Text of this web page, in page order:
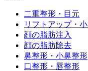
二重整形・目元
リフトアップ・
顔の脂肪注入
顔の脂肪除去
鼻整形・小鼻整形
口整形・唇整形